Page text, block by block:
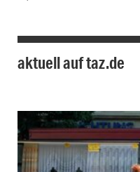
aktuell auf taz.de